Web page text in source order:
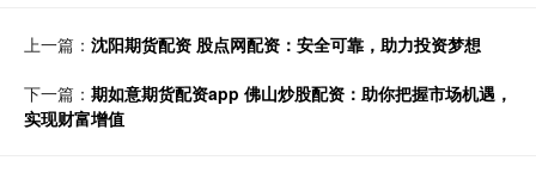
上一篇： 沈阳期货配资 股点网配资：安全可靠，助力投资梦想
下一篇： 期如意期货配资app 佛山炒股配资：助你把握市场机遇，
实现财富增值